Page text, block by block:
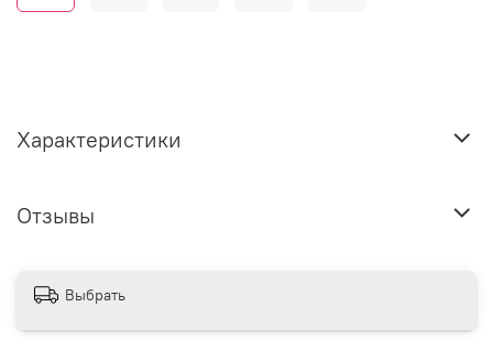
Характеристики
Отзывы
Выбрать